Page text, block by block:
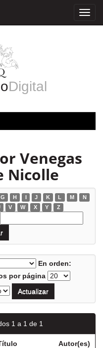
Digital
Venegas
Nicolle
G H I J K L M
N
V W X Y Z
En orden:
por página
1 a 1 de 1
Autor(es)